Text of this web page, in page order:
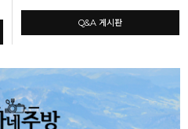
Q&A 게시판